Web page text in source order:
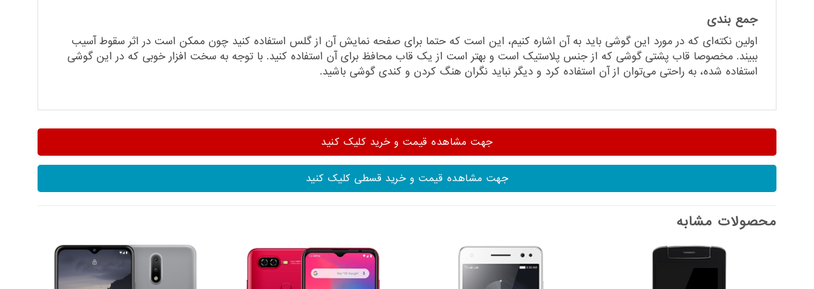
جمع بندی
اولین نکته‌ای که در مورد این گوشی باید به آن اشاره کنیم، این است که حتما برای صفحه نمایش آن از گلس استفاده کنید چون ممکن است در اثر سقوط آسیب
ببیند. مخصوصا قاب پشتی گوشی که از جنس پلاستیک است و بهتر است از یک قاب محافظ برای آن استفاده کنید. با توجه به سخت افزار خوبی که در این گوشی
استفاده شده، به راحتی می‌توان از آن استفاده کرد و دیگر نباید نگران هنگ کردن و کندی گوشی باشید.
جهت مشاهده قیمت و خرید کلیک کنید
جهت مشاهده قیمت و خرید قسطی کلیک کنید
محصولات مشابه